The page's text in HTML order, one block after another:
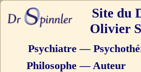
Site du
Olivier
Psychiatre —
Philosophe — Auteur